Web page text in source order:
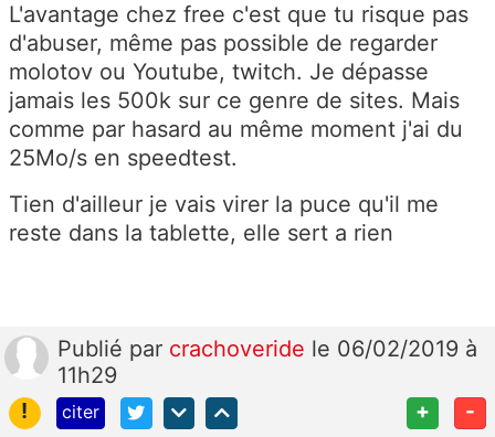
L'avantage chez free c'est que tu risque pas
d'abuser, même pas possible de regarder
molotov ou Youtube, twitch. Je dépasse
jamais les 500k sur ce genre de sites. Mais
comme par hasard au même moment j'ai du
25Mo/s en speedtest.
Tien d'ailleur je vais virer la puce qu'il me
reste dans la tablette, elle sert a rien
Publié par crachoveride le 06/02/2019 à
11h29
!
citer + -